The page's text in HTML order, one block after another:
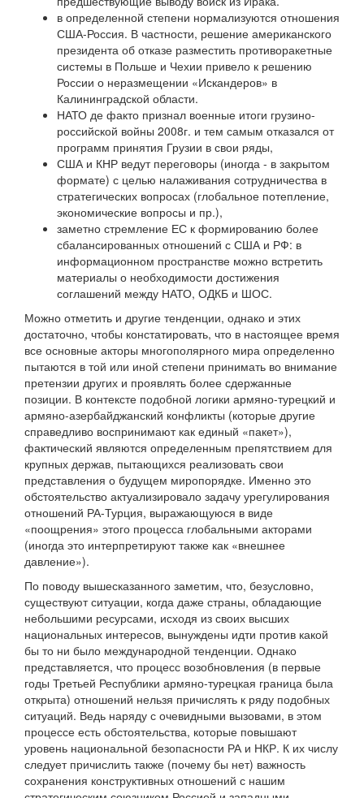
в определенной степени нормализуются отношения
США-Россия. В частности, решение американского
президента об отказе разместить противоракетные
системы в Польше и Чехии привело к решению
России о неразмещении «Искандеров» в
Калининградской области.
НАТО де факто признал военные итоги грузино-
российской войны 2008г. и тем самым отказался от
программ принятия Грузии в свои ряды,
США и КНР ведут переговоры (иногда - в закрытом
формате) с целью налаживания сотрудничества в
стратегических вопросах (глобальное потепление,
экономические вопросы и пр.),
заметно стремление ЕС к формированию более
сбалансированных отношений с США и РФ: в
информационном пространстве можно встретить
материалы о необходимости достижения
соглашений между НАТО, ОДКБ и ШОС.
Можно отметить и другие тенденции, однако и этих
достаточно, чтобы констатировать, что в настоящее время
все основные акторы многополярного мира определенно
пытаются в той или иной степени принимать во внимание
претензии других и проявлять более сдержанные
позиции. В контексте подобной логики армяно-турецкий и
армяно-азербайджанский конфликты (которые другие
справедливо воспринимают как единый «пакет»),
фактический являются определенным препятствием для
крупных держав, пытающихся реализовать свои
представления о будущем миропорядке. Именно это
обстоятельство актуализировало задачу урегулирования
отношений РА-Турция, выражающуюся в виде
«поощрения» этого процесса глобальными акторами
(иногда это интерпретируют также как «внешнее
давление»).
По поводу вышесказанного заметим, что, безусловно,
существуют ситуации, когда даже страны, обладающие
небольшими ресурсами, исходя из своих высших
национальных интересов, вынуждены идти против какой
бы то ни было международной тенденции. Однако
представляется, что процесс возобновления (в первые
годы Третьей Республики армяно-турецкая граница была
открыта) отношений нельзя причислять к ряду подобных
ситуаций. Ведь наряду с очевидными вызовами, в этом
процессе есть обстоятельства, которые повышают
уровень национальной безопасности РА и НКР. К их числу
следует причислить также (почему бы нет) важность
сохранения конструктивных отношений с нашим